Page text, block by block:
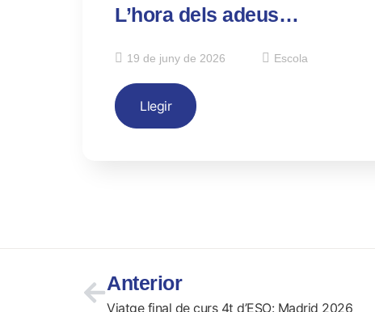
L’hora dels adeus…
19 de juny de 2026 Escola
Llegir
Anterior
Viatge final de curs 4t d’ESO: Madrid 2026